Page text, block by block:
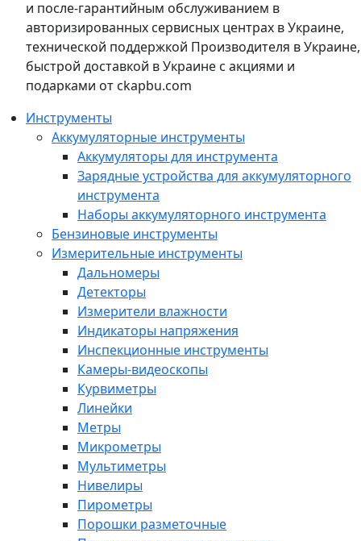
и после-гарантийным обслуживанием в
авторизированных сервисных центрах в Украине,
технической поддержкой Производителя в Украине,
быстрой доставкой в Украине с акциями и
подарками от ckapbu.com
Инструменты
Аккумуляторные инструменты
Аккумуляторы для инструмента
Зарядные устройства для аккумуляторного
инструмента
Наборы аккумуляторного инструмента
Бензиновые инструменты
Измерительные инструменты
Дальномеры
Детекторы
Измерители влажности
Индикаторы напряжения
Инспекционные инструменты
Камеры-видеоскопы
Курвиметры
Линейки
Метры
Микрометры
Мультиметры
Нивелиры
Пирометры
Порошки разметочные